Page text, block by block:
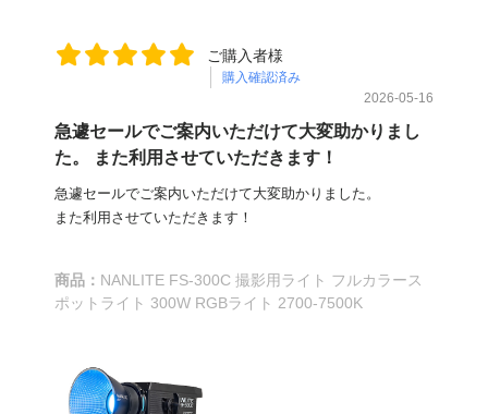
ご購入者様
購入確認済み
2026-05-16
急遽セールでご案内いただけて大変助かりまし
た。 また利用させていただきます！
急遽セールでご案内いただけて大変助かりました。
また利用させていただきます！
商品： NANLITE FS-300C 撮影用ライト フルカラース
ポットライト 300W RGBライト 2700-7500K